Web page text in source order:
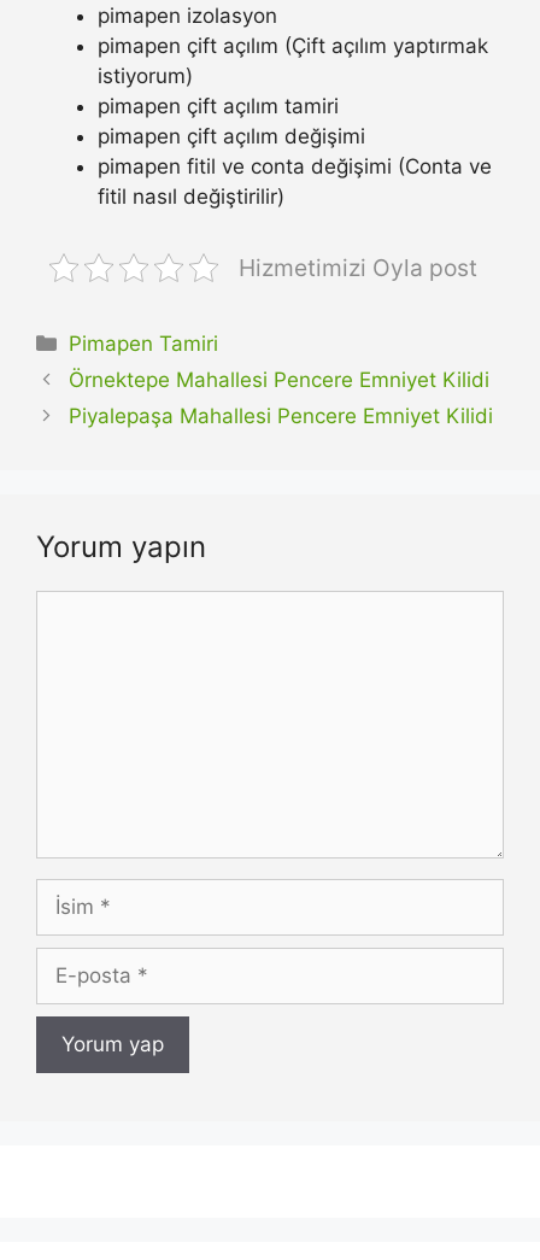
pimapen izolasyon
pimapen çift açılım (Çift açılım yaptırmak
istiyorum)
pimapen çift açılım tamiri
pimapen çift açılım değişimi
pimapen fitil ve conta değişimi (Conta ve
fitil nasıl değiştirilir)
Hizmetimizi Oyla post
Kategoriler
Pimapen Tamiri
Örnektepe Mahallesi Pencere Emniyet Kilidi
Piyalepaşa Mahallesi Pencere Emniyet Kilidi
Yorum yapın
İsim
posta